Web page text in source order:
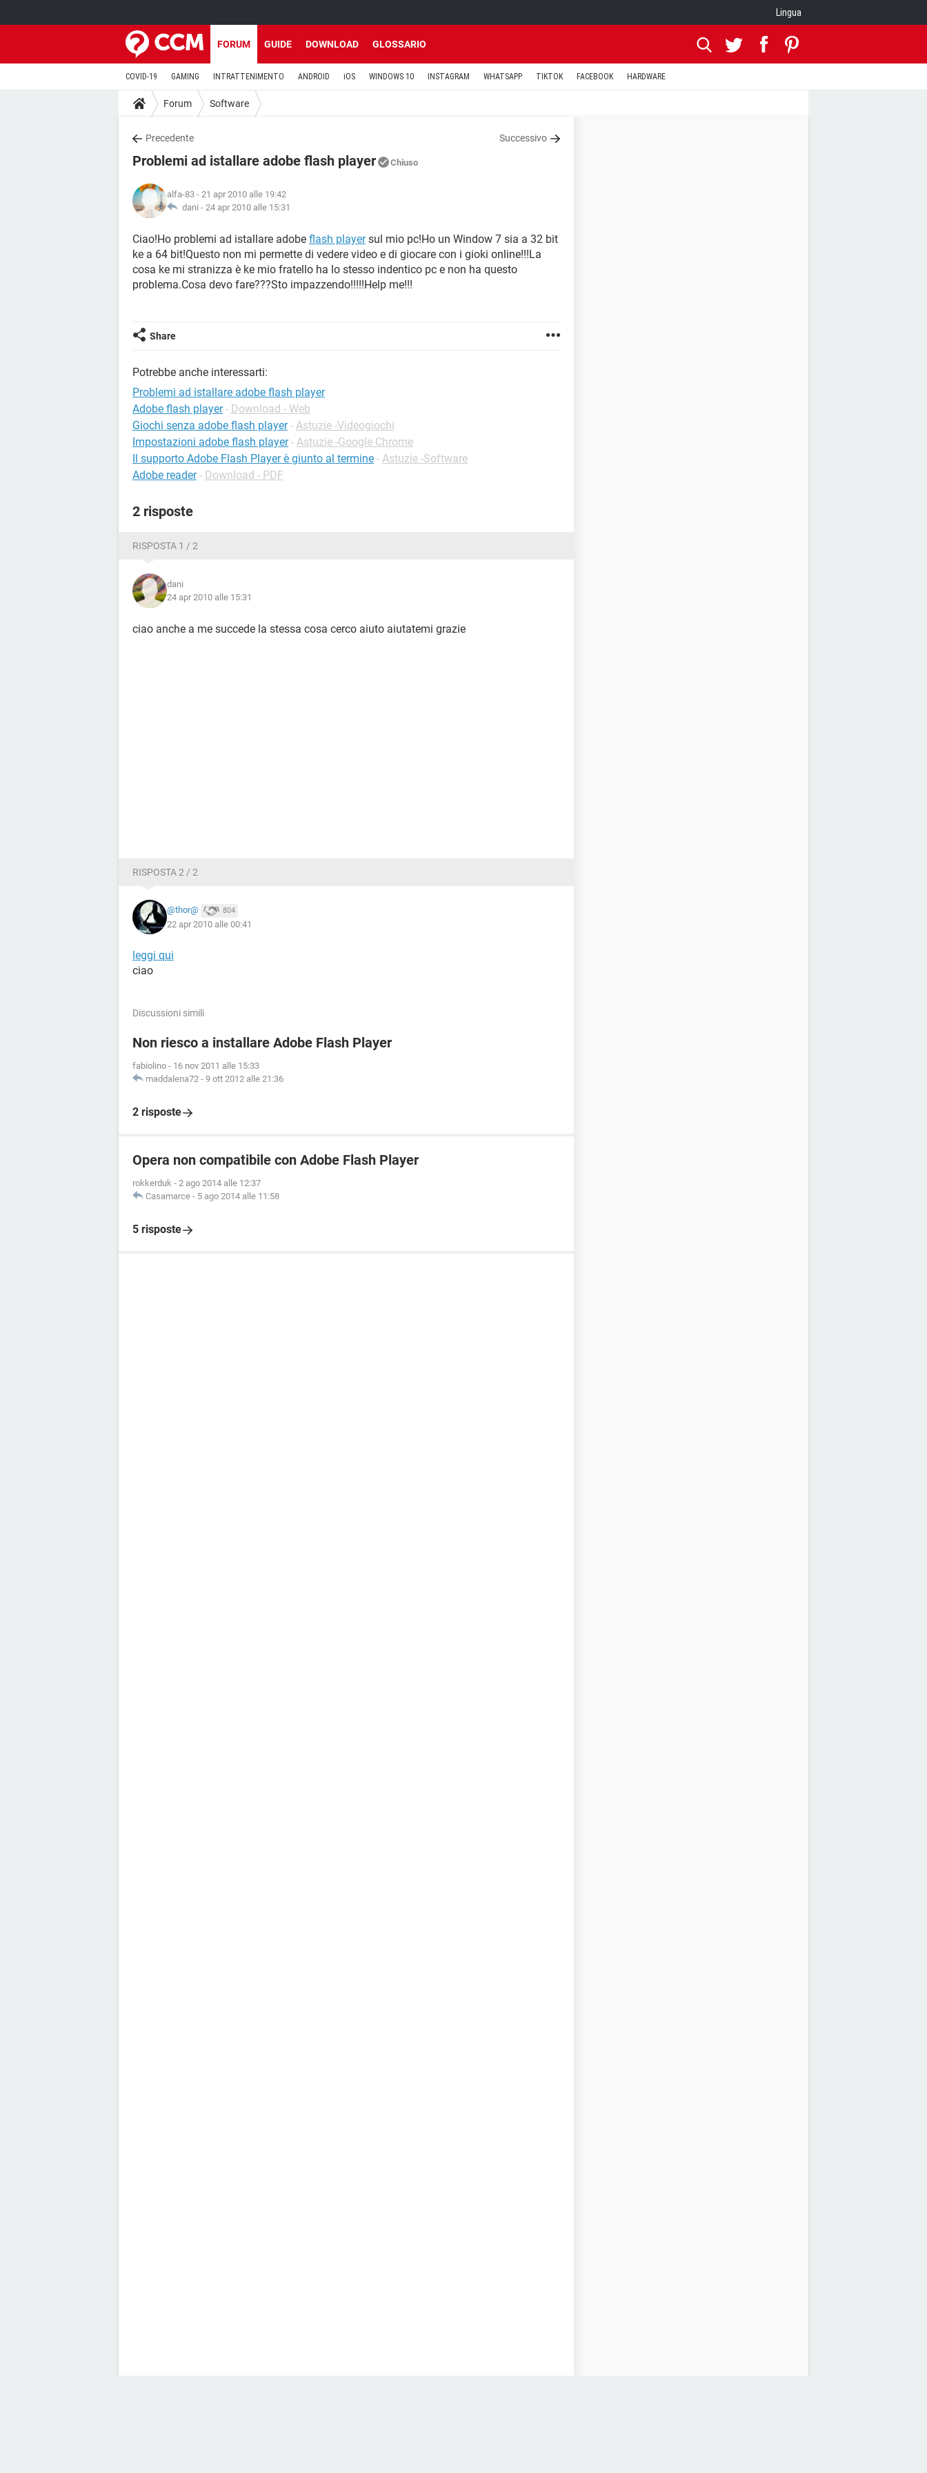
Lingua
FORUM GUIDE DOWNLOAD GLOSSARIO
COVID-19 GAMING INTRATTENIMENTO ANDROID iOS WINDOWS 10 INSTAGRAM WHATSAPP TIKTOK FACEBOOK HARDWARE
Forum Software
Precedente Successivo
Problemi ad istallare adobe flash player Chiuso
alfa-83 - 21 apr 2010 alle 19:42
dani - 24 apr 2010 alle 15:31
Ciao!Ho problemi ad istallare adobe flash playersul mio pc!Ho un Window 7 sia a 32 bit
ke a 64 bit!Questo non mi permette di vedere video e di giocare con i gioki online!!!La
cosa ke mi stranizza è ke mio fratello ha lo stesso indentico pc e non ha questo
problema.Cosa devo fare???Sto impazzendo!!!!!Help me!!!
Share
Potrebbe anche interessarti:
Problemi ad istallare adobe flash player
Adobe flash player - Download - Web
Giochi senza adobe flash player - Astuzie -Videogiochi
Impostazioni adobe flash player - Astuzie -Google Chrome
Il supporto Adobe Flash Player è giunto al termine - Astuzie -Software
Adobe reader - Download - PDF
2 risposte
RISPOSTA 1 / 2
dani
24 apr 2010 alle 15:31
ciao anche a me succede la stessa cosa cerco aiuto aiutatemi grazie
RISPOSTA 2 / 2
@thor@ 804
22 apr 2010 alle 00:41
leggi qui
ciao
Discussioni simili
Non riesco a installare Adobe Flash Player
fabiolino - 16 nov 2011 alle 15:33
maddalena72 - 9 ott 2012 alle 21:36
2 risposte
Opera non compatibile con Adobe Flash Player
rokkerduk - 2 ago 2014 alle 12:37
Casamarce - 5 ago 2014 alle 11:58
5 risposte